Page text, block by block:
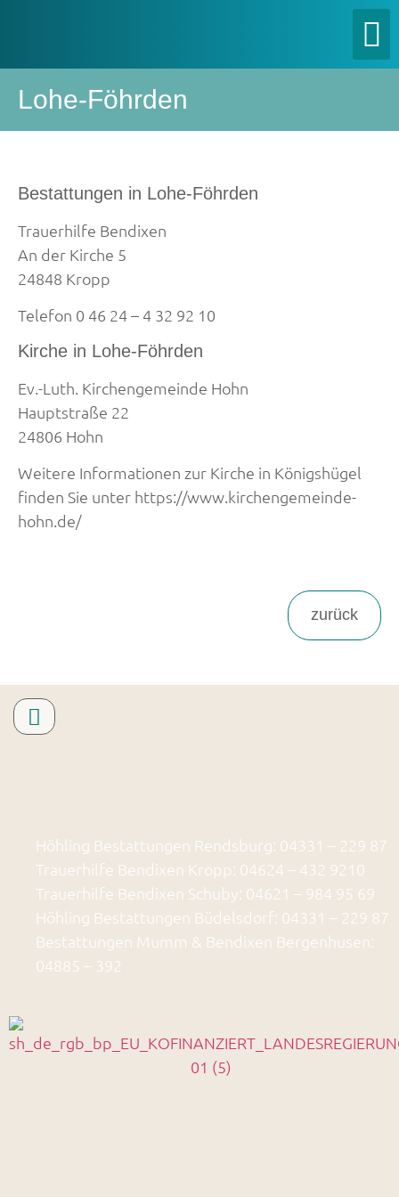
Lohe-Föhrden
Bestattungen in Lohe-Föhrden
Trauerhilfe Bendixen
An der Kirche 5
24848 Kropp
Telefon 0 46 24 – 4 32 92 10
Kirche in Lohe-Föhrden
Ev.-Luth. Kirchengemeinde Hohn
Hauptstraße 22
24806 Hohn
Weitere Informationen zur Kirche in Königshügel
finden Sie unter https://www.kirchengemeinde-
hohn.de/
Höhling Bestattungen Rendsburg: 04331 – 229 87
Trauerhilfe Bendixen Kropp: 04624 – 432 9210
Trauerhilfe Bendixen Schuby: 04621 – 984 95 69
Höhling Bestattungen Büdelsdorf: 04331 – 229 87
Bestattungen Mumm & Bendixen Bergenhusen:
04885 – 392